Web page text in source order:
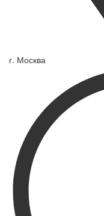
г. Москва